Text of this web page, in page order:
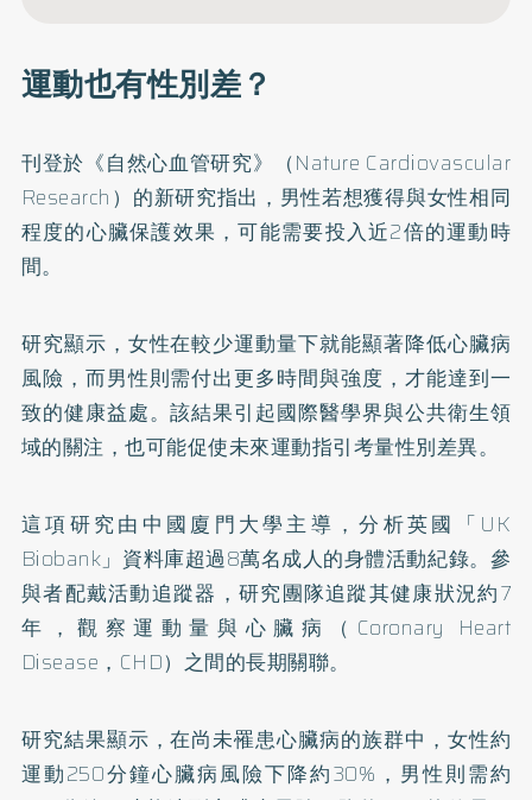
運動也有性別差？
刊登於《自然心血管研究》（Nature Cardiovascular
Research）的新研究指出，男性若想獲得與女性相同
程度的心臟保護效果，可能需要投入近2倍的運動時
間。
研究顯示，女性在較少運動量下就能顯著降低心臟病
風險，而男性則需付出更多時間與強度，才能達到一
致的健康益處。該結果引起國際醫學界與公共衛生領
域的關注，也可能促使未來運動指引考量性別差異。
這項研究由中國廈門大學主導，分析英國「UK
Biobank」資料庫超過8萬名成人的身體活動紀錄。參
與者配戴活動追蹤器，研究團隊追蹤其健康狀況約7
年，觀察運動量與心臟病（Coronary Heart
Disease，CHD）之間的長期關聯。
研究結果顯示，在尚未罹患心臟病的族群中，女性約
運動250分鐘心臟病風險下降約30%，男性則需約